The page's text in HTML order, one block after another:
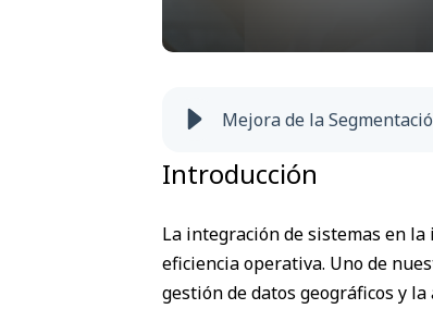
Mejora de la
Introducción
La integración de sistemas en
eficiencia operativa. Uno de
gestión de datos geográficos y